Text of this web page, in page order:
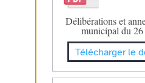
Délibérations et
municipal du
Télécharger le